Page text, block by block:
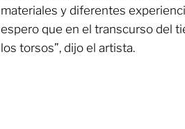
materiales y diferentes
espero que en el transcurso del
los torsos”, dijo el artista.